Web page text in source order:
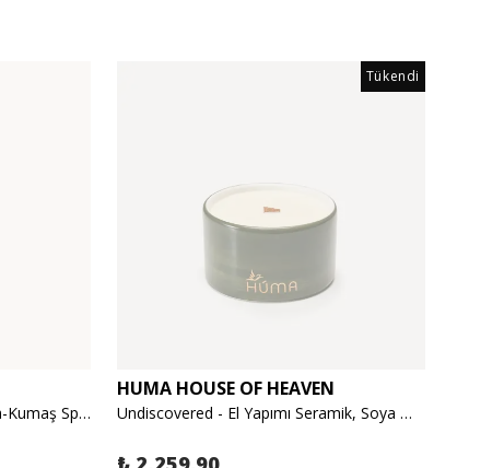
Undiscovered Yeşil Orman Oda-Kumaş Spreyi 450ml
Tükendi
HUMA HOUSE OF HEAVEN
Undiscovered - El Yapımı Seramik, Soya Mumu - Egzotik Orman, Odunsu 300gr